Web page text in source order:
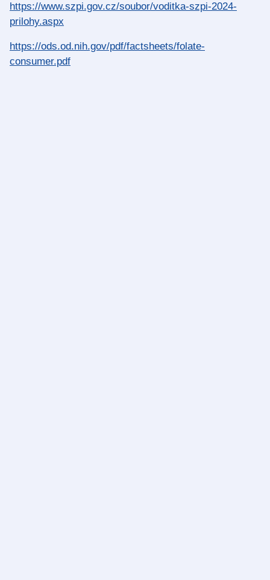
https://www.szpi.gov.cz/soubor/voditka-szpi-2024-
prilohy.aspx
https://ods.od.nih.gov/pdf/factsheets/folate-
consumer.pdf